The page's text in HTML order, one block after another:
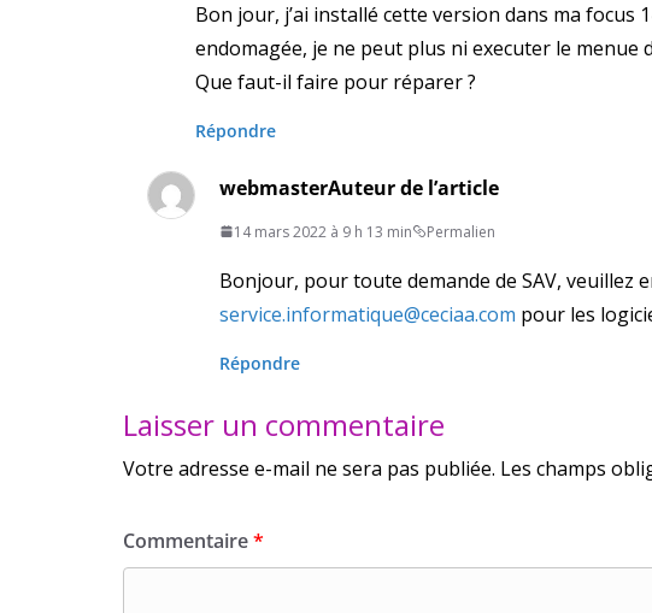
Bon jour, j’ai installé cette version dans ma focus
endomagée, je ne peut plus ni executer le menue
Que faut-il faire pour réparer ?
Répondre
webmasterAuteur de l’article
14 mars 2022 à 9 h 13 min Permalien
Bonjour, pour toute demande de SAV, veuillez
service.informatique@ceciaa.com pour les
Répondre
Laisser un commentaire
Votre adresse e-mail ne sera pas publiée. Les champs
Commentaire*